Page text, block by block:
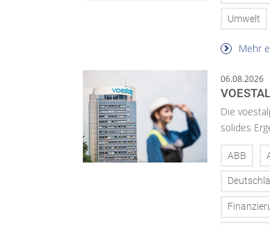
Umwelt
Mehr
06.08.2026
Die
solides
ABB